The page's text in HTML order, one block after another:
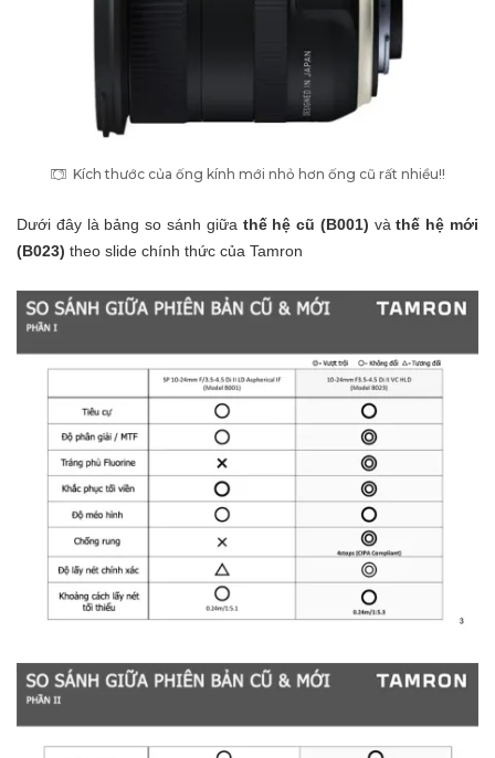
Kích thước của ống kính mới nhỏ hơn ống cũ rất nhiều!!
Dưới đây là bảng so sánh giữa thế hệ cũ (B001) vàthế hệ mới
(B023) theo slide chính thức của Tamron